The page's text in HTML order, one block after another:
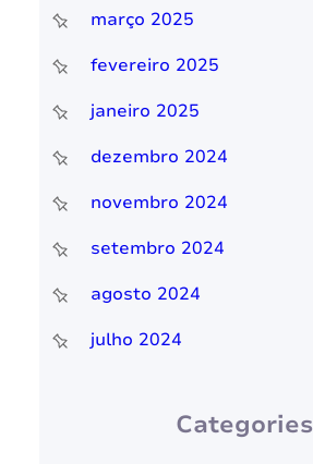
março 2025
fevereiro 2025
janeiro 2025
dezembro 2024
novembro 2024
setembro 2024
agosto 2024
julho 2024
Categories